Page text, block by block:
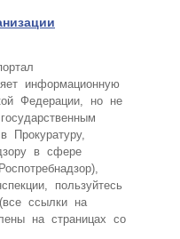
информационную
Федерации, но не
Прокуратуру,
в сфере
пользуйтесь
ссылки на
на страницах со